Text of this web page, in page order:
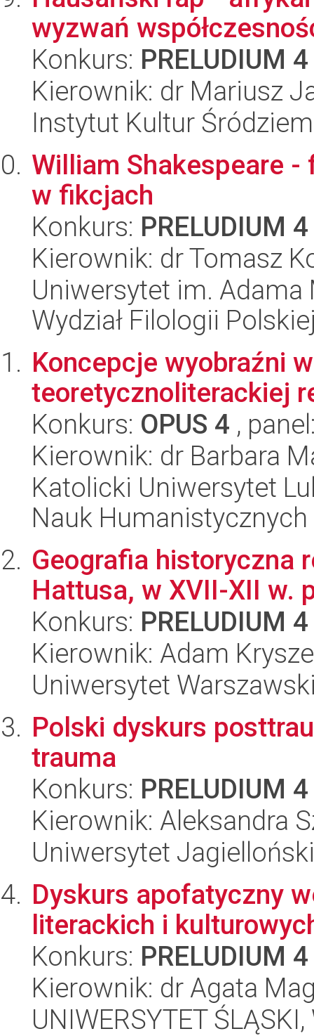
wyzwań
Konkurs: PRELUDIUM 4
Kierownik: dr Mariusz
Instytut Kultur
William Shakespeare
w fikcjach
Konkurs: PRELUDIUM 4
Kierownik: dr Tomasz
Uniwersytet im.
Wydział Filologii
Koncepcje wyobraźni
teoretycznoliterackiej
Konkurs: OPUS 4 ,
Kierownik: dr Barbara
Katolicki Uniwersytet
Nauk Humanistycznych
Geografia historyczna
Hattusa, w XVII-XII w.
Konkurs: PRELUDIUM 4
Kierownik: Adam
Uniwersytet
Polski dyskurs
trauma
Konkurs: PRELUDIUM 4
Kierownik: Aleksandra
Uniwersytet
Dyskurs apofatyczny
literackich i
Konkurs: PRELUDIUM 4
Kierownik: dr Agata
UNIWERSYTET